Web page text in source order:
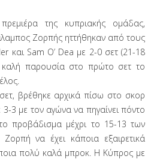
της κυπριακής ομάδας,
Ζορπής ηττήθηκαν από τους
και Sam O’ Dea με 2-0 σετ (21-18
καλή παρουσία στο πρώτο σετ το
βρέθηκε αρχικά πίσω στο σκορ
3 με τον αγώνα να πηγαίνει πόντο
προβάδισμα μέχρι το 15-13 των
να έχει κάποια εξαιρετικά
πολύ καλά μπροκ. Η Κύπρος με